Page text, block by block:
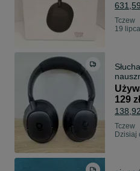
Tczew
19
ANC
129 zł
Tczew
Dzisiaj